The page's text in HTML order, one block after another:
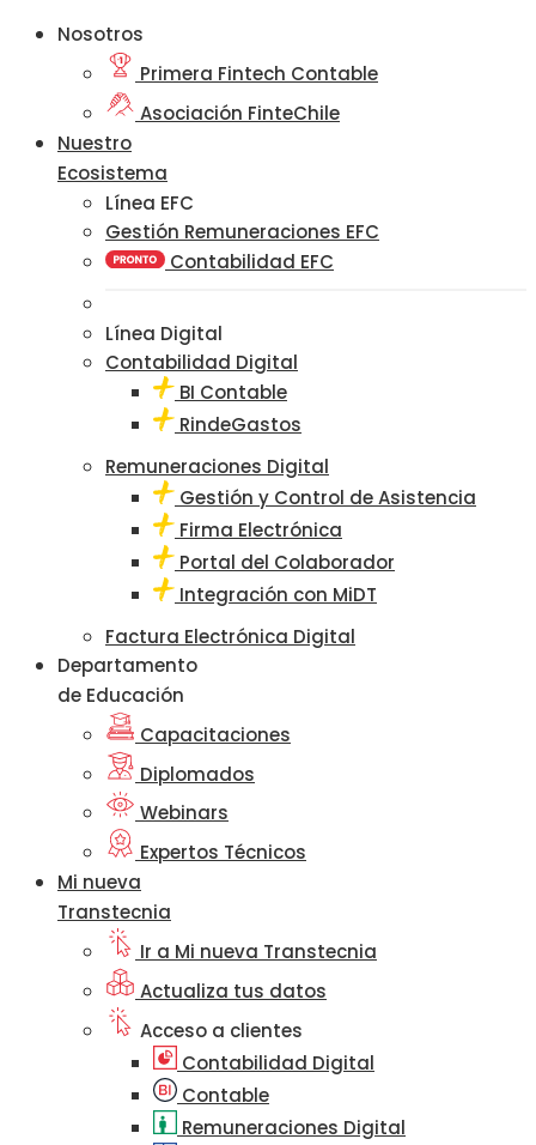
Nosotros
Primera Fintech Contable
Asociación FinteChile
Nuestro
Ecosistema
Línea EFC
Gestión Remuneraciones EFC
Contabilidad EFC
Línea Digital
Contabilidad Digital
BI Contable
RindeGastos
Remuneraciones Digital
Gestión y Control de Asistencia
Firma Electrónica
Portal del Colaborador
Integración con MiDT
Factura Electrónica Digital
Departamento
de Educación
Capacitaciones
Diplomados
Webinars
Expertos Técnicos
Mi nueva
Transtecnia
Ir a Mi nueva Transtecnia
Actualiza tus datos
Acceso a clientes
Contabilidad Digital
Contable
Remuneraciones Digital